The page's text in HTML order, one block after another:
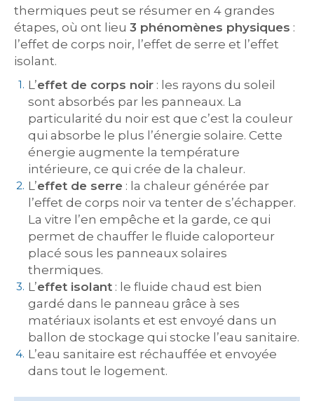
thermiques peut se résumer en 4 grandes
étapes, où ont lieu 3 phénomènes physiques :
l’effet de corps noir, l’effet de serre et l’effet
isolant.
L’effet de corps noir : les rayons du soleil
sont absorbés par les panneaux. La
particularité du noir est que c’est la couleur
qui absorbe le plus l’énergie solaire. Cette
énergie augmente la température
intérieure, ce qui crée de la chaleur.
L’effet de serre : la chaleur générée par
l’effet de corps noir va tenter de s’échapper.
La vitre l’en empêche et la garde, ce qui
permet de chauffer le fluide caloporteur
placé sous les panneaux solaires
thermiques.
L’effet isolant : le fluide chaud est bien
gardé dans le panneau grâce à ses
matériaux isolants et est envoyé dans un
ballon de stockage qui stocke l’eau sanitaire.
L’eau sanitaire est réchauffée et envoyée
dans tout le logement.